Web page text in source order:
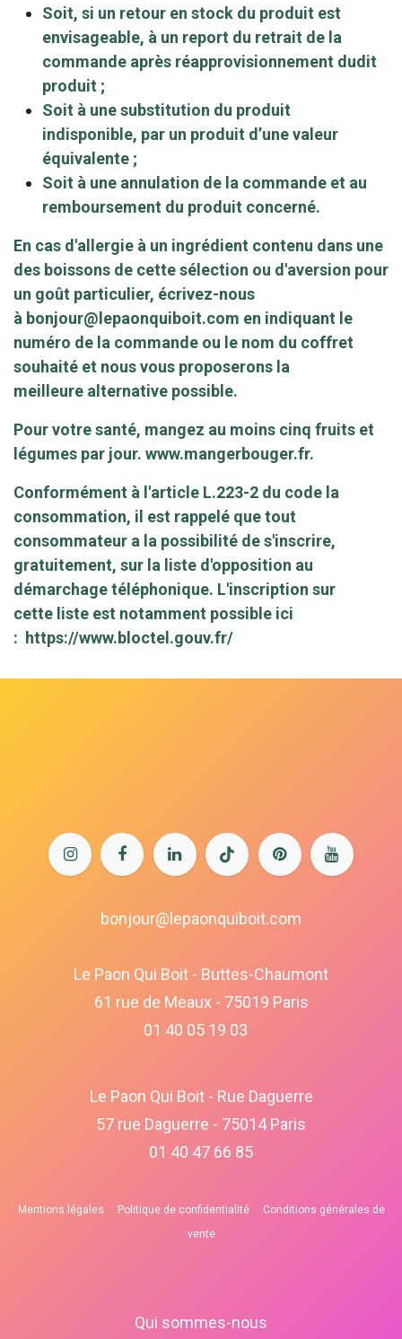
Soit, si un retour en stock du produit est
envisageable, à un report du retrait de la
commande après réapprovisionnement dudit
produit ;
Soit à une substitution du produit
indisponible, par un produit d’une valeur
équivalente ;
Soit à une annulation de la commande et au
remboursement du produit concerné.
En cas d'allergie à un ingrédient contenu dans une
des boissons de cette sélection ou d'aversion pour
un goût particulier, écrivez-nous
à bonjour@lepaonquiboit.com en indiquant le
numéro de la commande ou le nom du coffret
souhaité et nous vous proposerons la
meilleure alternative possible.
Pour votre santé, mangez au moins cinq fruits et
légumes par jour. www.mangerbouger.fr.
Conformément à l'article L.223-2 du code la
consommation, il est rappelé que tout
consommateur a la possibilité de s'inscrire,
gratuitement, sur la liste d'opposition au
démarchage téléphonique. L'inscription sur
cette liste est notamment possible ici
: https://www.bloctel.gouv.fr/
bonjour@lepaonquiboit.com
Le Paon Qui Boit - Buttes-Chaumont
61 rue de Meaux - 75019 Paris
01 40 05 19 03
Le Paon Qui Boit - Rue Daguerre
57 rue Daguerre - 75014 Paris
01 40 47 66 85
Mentions légales Politique de confidentialité
Conditions générales de
vente
Qui sommes-nous